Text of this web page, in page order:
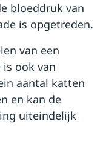
bloeddruk van
is opgetreden.
van een
ook van
aantal katten
en kan de
uiteindelijk